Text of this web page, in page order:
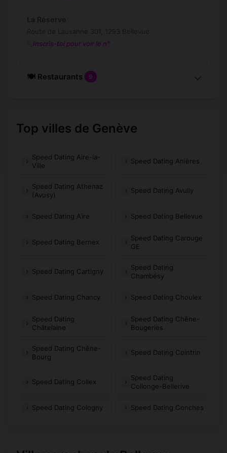
Inscris-toi pour voir le n°
🍽️ Restaurants 9
Top villes de Genève
Speed Dating Aire-la-
Ville
Speed Dating Anières
Speed Dating Athenaz
(Avusy)
Speed Dating Avully
Speed Dating Aïre Speed Dating Bellevue
Speed Dating Bernex
Speed Dating Carouge
GE
Speed Dating Cartigny
Speed Dating
Chambésy
Speed Dating Chancy Speed Dating Choulex
Speed Dating
Châtelaine
Speed Dating Chêne-
Bougeries
Speed Dating Chêne-
Bourg
Speed Dating Cointrin
Speed Dating Collex
Speed Dating
Collonge-Bellerive
Speed Dating Cologny Speed Dating Conches